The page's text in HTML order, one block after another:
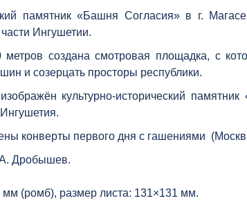
памятник «Башня Согласия» в г.
Ингушетии.
создана смотровая площадка, с
и созерцать просторы республики.
культурно-исторический
конверты первого дня с гашениями
А. Дробышев.
(ромб), размер листа: 131×131 мм.